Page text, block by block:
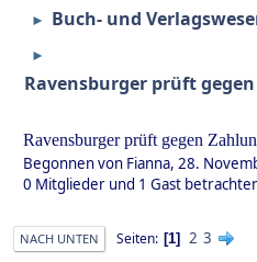
► Buch- und
►
Ravensburger prüft
Ravensburger prüft gegen
Begonnen von Fianna, 28.
0 Mitglieder und 1 Gast
NACH UNTEN Seiten 1 2 3